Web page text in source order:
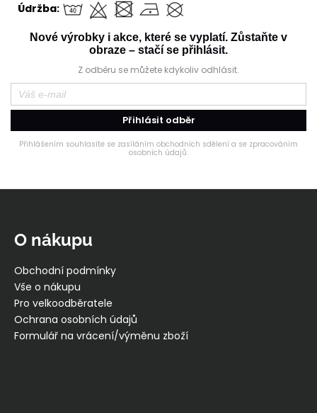
Údržba:
Nové výrobky i akce, které se vyplatí. Zůstaňte v
obraze – stačí se přihlásit.
Z odběru se můžete kdykoliv odhlásit.
Přihlásit odběr
Přihlášením souhlasíte se zasíláním obchodních sdělení a se zpracováním
osobních údajů.
O nákupu
Obchodní podmínky
Vše o nákupu
Pro velkoodběratele
Ochrana osobních údajů
Formulář na vrácení/výměnu zboží